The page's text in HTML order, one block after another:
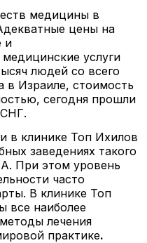
медицины в
цены на
и
услуги
людей со всего
в Израиле, стоимость
сегодня прошли
в клинике Топ Ихилов
заведениях такого
При этом уровень
часто
В клинике Топ
все наиболее
лечения
практике.